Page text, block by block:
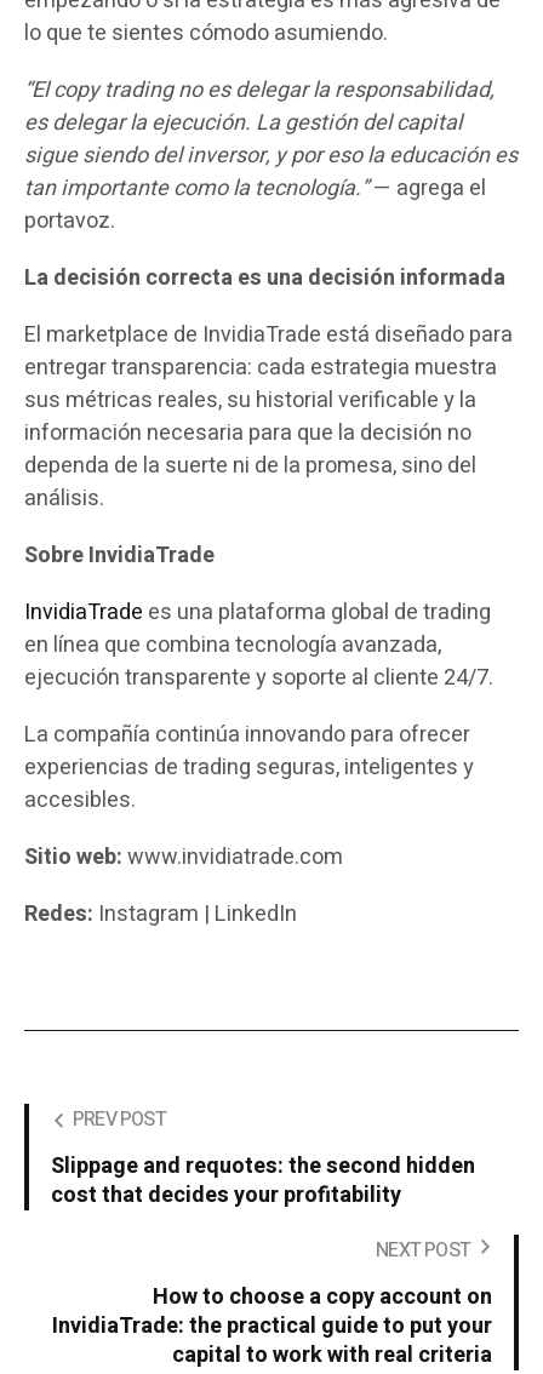
lo que te sientes cómodo asumiendo.
“El copy trading no es delegar la responsabilidad,
es delegar la ejecución. La gestión del capital
sigue siendo del inversor, y por eso la educación es
tan importante como la tecnología.”— agrega el
portavoz.
La decisión correcta es una decisión informada
El marketplace de InvidiaTrade está diseñado para
entregar transparencia: cada estrategia muestra
sus métricas reales, su historial verificable y la
información necesaria para que la decisión no
dependa de la suerte ni de la promesa, sino del
análisis.
Sobre InvidiaTrade
InvidiaTrade es una plataforma global de trading
en línea que combina tecnología avanzada,
ejecución transparente y soporte al cliente 24/7.
La compañía continúa innovando para ofrecer
experiencias de trading seguras, inteligentes y
accesibles.
Sitio web:www.invidiatrade.com
Redes: Instagram | LinkedIn
PREV POST
Slippage and requotes: the second hidden
cost that decides your profitability
NEXT POST
How to choose a copy account on
InvidiaTrade: the practical guide to put your
capital to work with real criteria